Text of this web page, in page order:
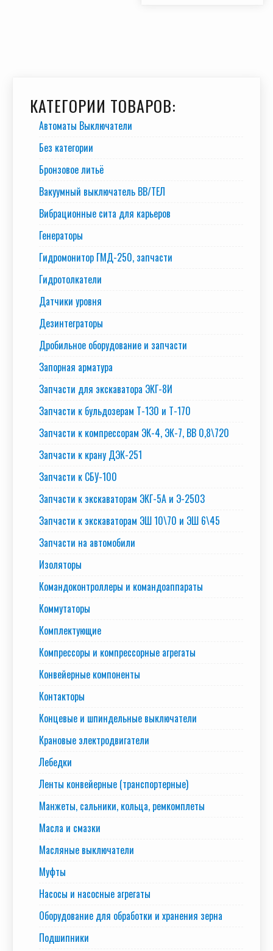
КАТЕГОРИИ ТОВАРОВ:
Автоматы Выключатели
Без категории
Бронзовое литьё
Вакуумный выключатель BB/TEЛ
Вибрационные сита для карьеров
Генераторы
Гидромонитор ГМД-250, запчасти
Гидротолкатели
Датчики уровня
Дезинтеграторы
Дробильное оборудование и запчасти
Запорная арматура
Запчасти для экскаватора ЭКГ-8И
Запчасти к бульдозерам Т-130 и Т-170
Запчасти к компрессорам ЭК-4, ЭК-7, ВВ 0,8\720
Запчасти к крану ДЭК-251
Запчасти к СБУ-100
Запчасти к экскаваторам ЭКГ-5А и Э-2503
Запчасти к экскаваторам ЭШ 10\70 и ЭШ 6\45
Запчасти на автомобили
Изоляторы
Командоконтроллеры и командоаппараты
Коммутаторы
Комплектующие
Компрессоры и компрессорные агрегаты
Конвейерные компоненты
Контакторы
Концевые и шпиндельные выключатели
Крановые электродвигатели
Лебедки
Ленты конвейерные (транспортерные)
Манжеты, сальники, кольца, ремкомплеты
Масла и смазки
Масляные выключатели
Муфты
Насосы и насосные агрегаты
Оборудование для обработки и хранения зерна
Подшипники